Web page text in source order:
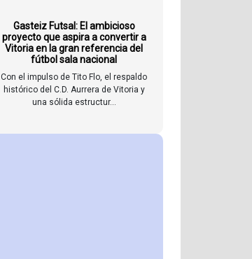
Gasteiz Futsal: El ambicioso
proyecto que aspira a convertir a
Vitoria en la gran referencia del
fútbol sala nacional
Con el impulso de Tito Flo, el respaldo
histórico del C.D. Aurrera de Vitoria y
una sólida estructur...